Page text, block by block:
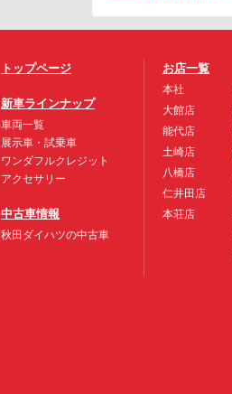
トップページ
新車ラインナップ
車両一覧
展示車・試乗車
ワンダフルクレジット
アクセサリー
中古車情報
秋田ダイハツの中古車
お店一覧
本社
大館店
能代店
土崎店
八橋店
仁井田店
本荘店